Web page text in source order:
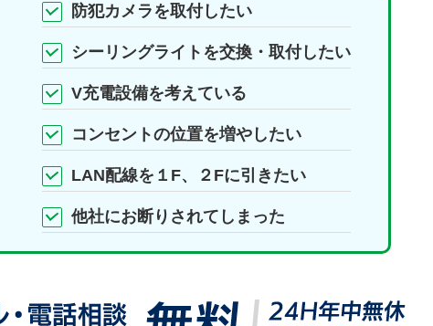
防犯カメラを取付したい
シーリングライトを交換・取付したい
V充電設備を考えている
コンセントの位置を増やしたい
LAN配線を１F、２Fに引きたい
他社にお断りされてしまった